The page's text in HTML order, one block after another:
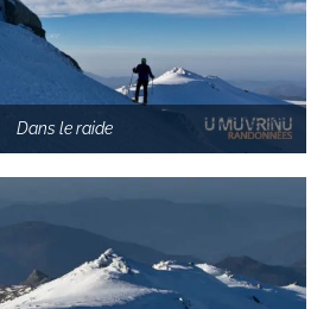
Dans le raide